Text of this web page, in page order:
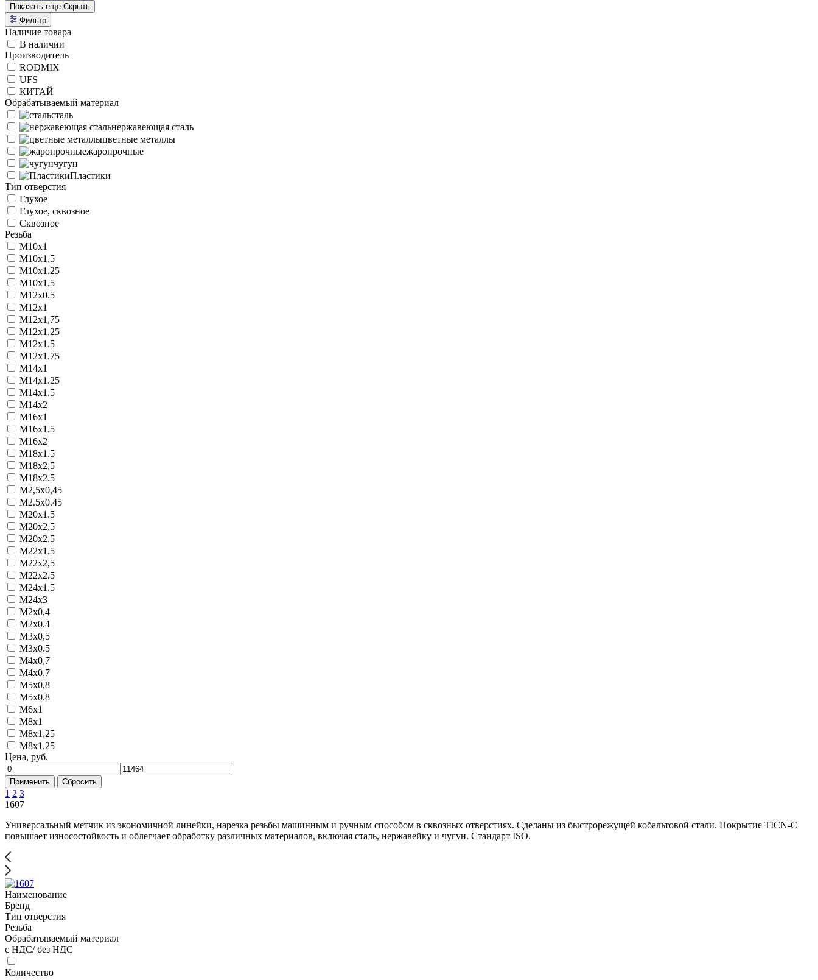
Показать еще Скрыть
Фильтр
Наличие товара
В наличии
Производитель
RODMIX
UFS
КИТАЙ
Обрабатываемый материал
сталь
нержавеющая сталь
цветные металлы
жаропрочные
чугун
Пластики
Тип отверстия
Глухое
Глухое, сквозное
Сквозное
Резьба
M10x1
M10x1,5
M10x1.25
M10x1.5
M12x0.5
M12x1
M12x1,75
M12x1.25
M12x1.5
M12x1.75
M14x1
M14x1.25
M14x1.5
M14x2
M16x1
M16x1.5
M16x2
M18x1.5
M18x2,5
M18x2.5
M2,5x0,45
M2.5x0.45
M20x1.5
M20x2,5
M20x2.5
M22x1.5
M22x2,5
M22x2.5
M24x1.5
M24x3
M2x0,4
M2x0.4
M3x0,5
M3x0.5
M4x0,7
M4x0.7
M5x0,8
M5x0.8
M6x1
M8x1
M8x1,25
M8x1.25
Цена, руб.
Применить Сбросить
1 2 3
1607
Универсальный метчик из экономичной линейки, нарезка резьбы машинным и ручным способом в сквозных отверстиях. Сделаны из быстрорежущей кобальтовой стали. Покрытие TICN-C
повышает износостойкость и облегчает обработку различных материалов, включая сталь, нержавейку и чугун. Стандарт ISO.
Наименование
Бренд
Тип отверстия
Резьба
Обрабатываемый материал
с НДС/ без НДС
Количество